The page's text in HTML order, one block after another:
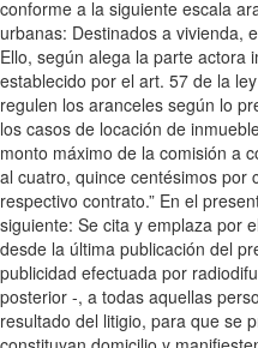
conforme a la siguiente escala
urbanas: Destinados a vivienda,
Ello, según alega la parte actora
establecido por el art. 57 de la
regulen los aranceles según lo
los casos de locación de
monto máximo de la comisión a
al cuatro, quince centésimos por
respectivo contrato.” En el
siguiente: Se cita y emplaza por
desde la última publicación del
publicidad efectuada por
posterior -, a todas aquellas
resultado del litigio, para que se